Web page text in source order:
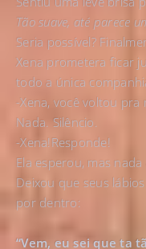
Tão suave, até parece
Seria possível?
Xena prometera ficar
todo a única
-Xena, você voltou pra
Nada. Silêncio.
-Xena!Responde!
Ela esperou, mas
Deixou que seus
por dentro:
“Vem, eu sei que ta